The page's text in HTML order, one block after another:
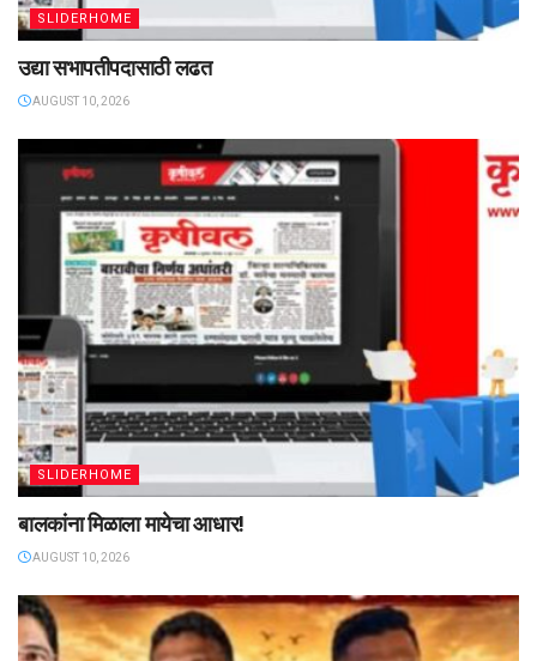
SLIDERHOME
उद्या सभापतीपदासाठी लढत
AUGUST 10, 2026
SLIDERHOME
बालकांना मिळाला मायेचा आधार!
AUGUST 10, 2026